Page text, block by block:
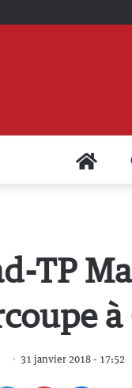
TP
31 janvier 2018 - 17:52